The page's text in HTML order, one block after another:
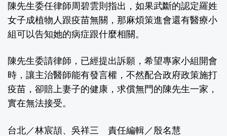
陳先生委任律師周碧雲則指出，如果武斷的認定羅姓
女子成植物人跟疫苗無關，那麻煩策進會還有醫療小
組可以告知她的病症跟什麼相關。
陳先生委請律師，已經提出訴願，希望專家小組開會
時，讓主治醫師能有發言權，不然配合政府政策施打
疫苗，卻賠上妻子的健康，求償無門的陳先生一家，
實在無法接受。
台北／林宸頡、吳祥三 責任編輯／殷名慧